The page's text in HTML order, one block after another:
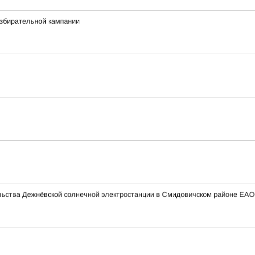
кампании
Дежнёвской солнечной электростанции в Смидовичском районе ЕАО